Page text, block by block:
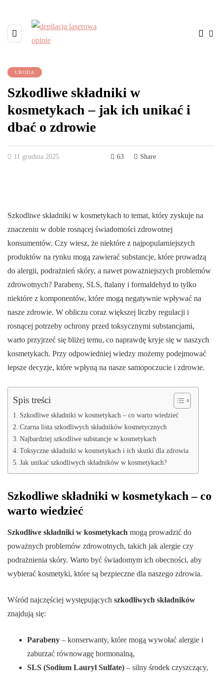
URODA
Szkodliwe składniki w
kosmetykach – jak ich unikać i
dbać o zdrowie
11 grudnia 2025 63 Share
Szkodliwe składniki w kosmetykach to temat, który zyskuje na
znaczeniu w dobie rosnącej świadomości zdrowotnej
konsumentów. Czy wiesz, że niektóre z najpopularniejszych
produktów na rynku mogą zawierać substancje, które prowadzą
do alergii, podrażnień skóry, a nawet poważniejszych problemów
zdrowotnych? Parabeny, SLS, ftalany i formaldehyd to tylko
niektóre z komponentów, które mogą negatywnie wpływać na
nasze zdrowie. W obliczu coraz większej liczby regulacji i
rosnącej potrzeby ochrony przed toksycznymi substancjami,
warto przyjrzeć się bliżej temu, co naprawdę kryje się w naszych
kosmetykach. Przy odpowiedniej wiedzy możemy podejmować
lepsze decyzje, które wpłyną na nasze samopoczucie i zdrowie.
Spis treści
Szkodliwe składniki w kosmetykach – co warto wiedzieć
Czarna lista szkodliwych składników kosmetycznych
Najbardziej szkodliwe substancje w kosmetykach
Toksyczne składniki w kosmetykach i ich skutki dla zdrowia
Jak unikać szkodliwych składników w kosmetykach?
Szkodliwe składniki w kosmetykach – co
warto wiedzieć
Szkodliwe składniki w kosmetykach mogą prowadzić do
poważnych problemów zdrowotnych, takich jak alergie czy
podrażnienia skóry. Warto być świadomym ich obecności, aby
wybierać kosmetyki, które są bezpieczne dla naszego zdrowia.
Wśród najczęściej występujących szkodliwych składników
znajdują się:
Parabeny – konserwanty, które mogą wywołać alergie i
zaburzać równowagę hormonalną,
SLS (Sodium Lauryl Sulfate) – silny środek czyszczący,